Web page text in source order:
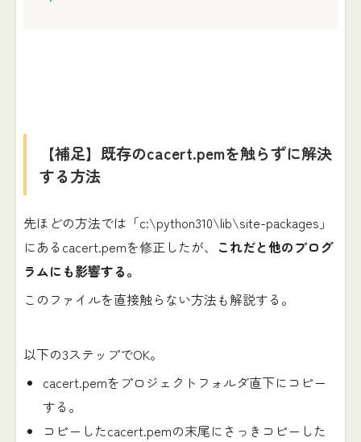
【補足】既存のcacert.pemを触らずに解決
する方法
先ほどの方法では「c:\python310\lib\site-packages」
にあるcacert.pemを修正したが、 これだと他のプログ
ラムにも影響する。
このファイルを直接触らない方法も解説する。
以下の3ステップでOK。
cacert.pemをプロジェクトフォルダ直下にコピー
する。
コピーしたcacert.pemの末尾にさっきコピーした